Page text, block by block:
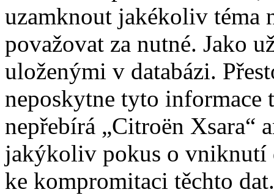
uzamknout jakékoliv téma
považovat za nutné. Jako
uloženými v databázi.
neposkytne tyto informace
nepřebírá „Citroën Xsara“
jakýkoliv pokus o vniknutí
ke kompromitaci těchto dat.